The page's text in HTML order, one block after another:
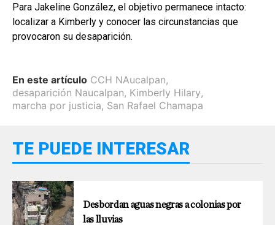
Para Jakeline González, el objetivo permanece intacto:
localizar a Kimberly y conocer las circunstancias que
provocaron su desaparición.
En este artículo CCH NAucalpan,
desaparición Naucalpan, Kimberly Hilary,
marcha por justicia, San Rafael Chamapa
TE PUEDE INTERESAR
Desbordan aguas negras a colonias por
las lluvias